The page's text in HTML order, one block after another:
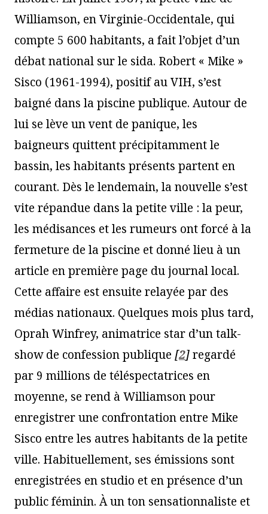
Williamson, en Virginie-Occidentale, qui
compte 5 600 habitants, a fait l’objet d’un
débat national sur le sida. Robert « Mike »
Sisco (1961-1994), positif au VIH, s’est
baigné dans la piscine publique. Autour de
lui se lève un vent de panique, les
baigneurs quittent précipitamment le
bassin, les habitants présents partent en
courant. Dès le lendemain, la nouvelle s’est
vite répandue dans la petite ville : la peur,
les médisances et les rumeurs ont forcé à la
fermeture de la piscine et donné lieu à un
article en première page du journal local.
Cette affaire est ensuite relayée par des
médias nationaux. Quelques mois plus tard,
Oprah Winfrey, animatrice star d’un talk-
show de confession publique [2]regardé
par 9 millions de téléspectatrices en
moyenne, se rend à Williamson pour
enregistrer une confrontation entre Mike
Sisco entre les autres habitants de la petite
ville. Habituellement, ses émissions sont
enregistrées en studio et en présence d’un
public féminin. À un ton sensationnaliste et